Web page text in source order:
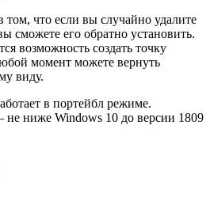
что если вы случайно удалите
сможете его обратно установить.
возможность создать точку
момент можете вернуть
виду.
в портейбл режиме.
ниже Windows 10 до версии 1809